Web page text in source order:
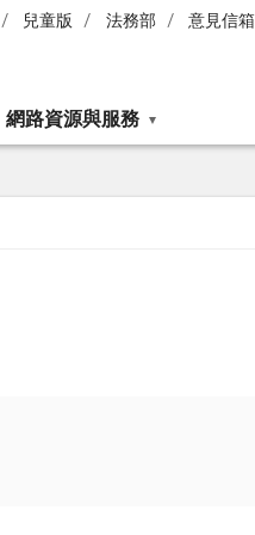
兒童版 法務部 意見信箱
網路資源與服務